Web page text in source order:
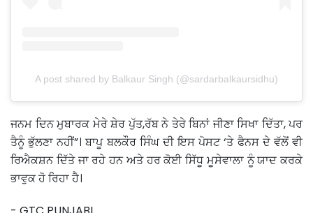
A post shared by Balkaur Singh (@sardarbalkaursidhu)
ਜਨਮ ਦਿਨ ਮੁਬਾਰਕ ਮੇਰੇ ਸ਼ੇਰ ਪੁੱਤ,ਰੱਬ ਨੇ ਤੇਰੇ ਬਿਨਾਂ ਜੀਣਾ ਸਿਖਾ ਦਿੱਤਾ, ਪਰ
ਤੈਨੂੰ ਭੁੱਲਣਾ ਨਹੀਂ”। ਬਾਪੂ ਬਲਕੌਰ ਸਿੰਘ ਦੀ ਇਸ ਪੋਸਟ ‘ਤੇ ਫੈਨਸ ਦੇ ਵੱਲੋਂ ਵੀ
ਰਿਐਕਸ਼ਨ ਦਿੱਤੇ ਜਾ ਰਹੇ ਹਨ ਅਤੇ ਹਰ ਕੋਈ ਸਿੱਧੂ ਮੂਸੇਵਾਲਾ ਨੂੰ ਯਾਦ ਕਰਕੇ
ਭਾਵੁਕ ਹੋ ਰਿਹਾ ਹੈ।